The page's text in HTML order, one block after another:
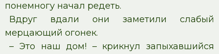
понемногу начал редеть.
Вдруг вдали они заметили слабый
мерцающий огонек.
– Это наш дом! – крикнул запыхавшийся